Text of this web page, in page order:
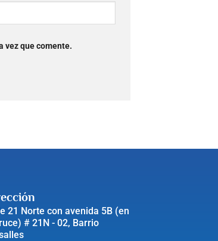
vez que comente.
21 Norte con avenida 5B (en
# 21N - 02, Barrio